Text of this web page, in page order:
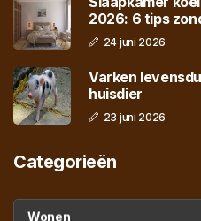
2026: 6 tips
24 juni 2026
Varken
huisdier
23 juni 2026
Categorieën
Wonen